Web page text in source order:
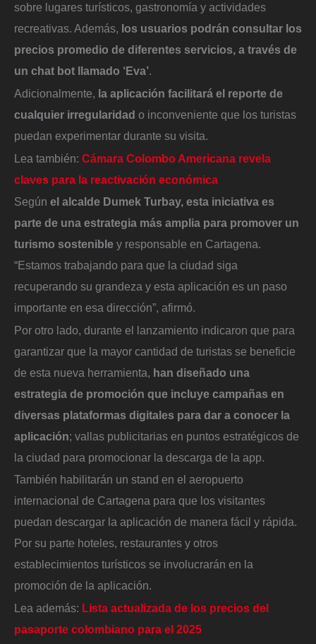
sobre lugares turísticos, gastronomía y actividades
recreativas. Además, los usuarios podrán consultar los
precios promedio de diferentes servicios, a través de
un chat bot llamado ‘Eva’.
Adicionalmente, la aplicación facilitará el reporte de
cualquier irregularidad o inconveniente que los turistas
puedan experimentar durante su visita.
Lea también: Cámara Colombo Americana revela
claves para la reactivación económica
Según el alcalde Dumek Turbay, esta iniciativa es
parte de una estrategia más amplia para promover un
turismo sostenible y responsable en Cartagena.
“Estamos trabajando para que la ciudad siga
recuperando su grandeza y esta aplicación es un paso
importante en esa dirección”, afirmó.
Por otro lado, durante el lanzamiento indicaron que para
garantizar que la mayor cantidad de turistas se beneficie
de esta nueva herramienta, han diseñado una
estrategia de promoción que incluye campañas en
diversas plataformas digitales para dar a conocer la
aplicación; vallas publicitarias en puntos estratégicos de
la ciudad para promocionar la descarga de la app.
También habilitarán un stand en el aeropuerto
internacional de Cartagena para que los visitantes
puedan descargar la aplicación de manera fácil y rápida.
Por su parte hoteles, restaurantes y otros
establecimientos turísticos se involucrarán en la
promoción de la aplicación.
Lea además: Lista actualizada de los precios del
pasaporte colombiano para el 2025